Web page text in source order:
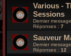
Various -
Sessions
Dernier
Réponses : 7
Sauveur
Dernier
Réponses : 12